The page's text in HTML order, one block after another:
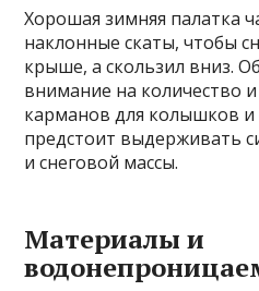
Хорошая зимняя палатка
наклонные скаты, чтобы
крыше, а скользил вниз.
внимание на количество
карманов для колышков и
предстоит выдерживать
и снеговой массы.
Материалы и